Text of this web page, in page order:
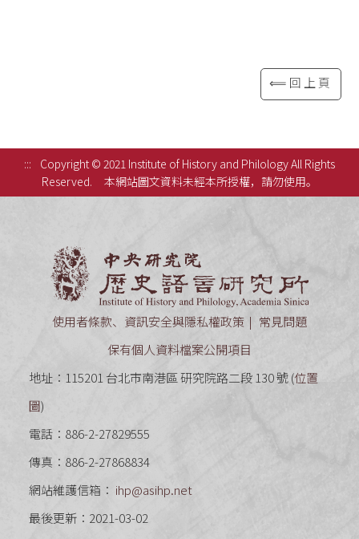
⟸回上頁
:::
Copyright © 2021 Institute of History and Philology All Rights
Reserved.
本網站圖文資料未經本所授權，請勿使用。
使用者條款、資訊安全與隱私權政策
常見問題
保有個人資料檔案公開項目
地址：115201 台北市南港區 研究院路二段 130 號 (位置
圖)
電話：886-2-27829555
傳真：886-2-27868834
網站維護信箱： ihp@asihp.net
最後更新：2021-03-02